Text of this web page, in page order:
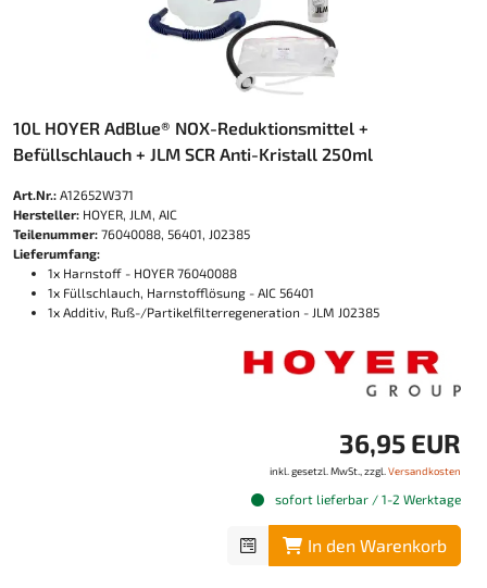
10L HOYER AdBlue® NOX-Reduktionsmittel +
Befüllschlauch + JLM SCR Anti-​Kristall 250ml
Art.Nr.: A12652W371
Hersteller: HOYER, JLM, AIC
Teilenummer: 76040088, 56401, J02385
Lieferumfang:
1x Harnstoff - HOYER 76040088
1x Füllschlauch, Harnstofflösung - AIC 56401
1x Additiv, Ruß-/Partikelfilterregeneration - JLM J02385
36,95 EUR
inkl. gesetzl. MwSt., zzgl. Versandkosten
sofort lieferbar / 1-2 Werktage
In den Warenkorb